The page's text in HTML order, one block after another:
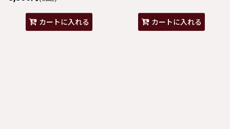
カートに入れる カートに入れる